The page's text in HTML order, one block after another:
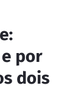
por
dois